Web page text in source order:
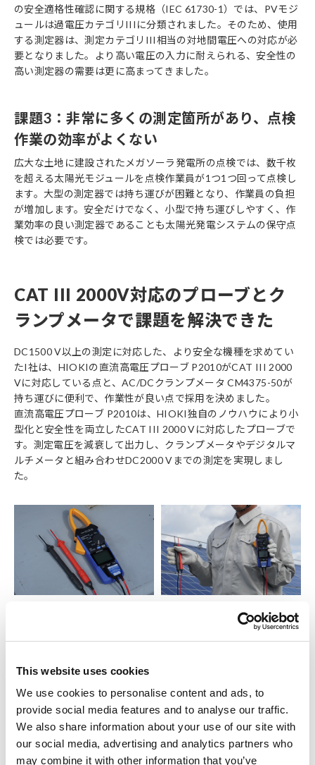
This website uses cookies
We use cookies to personalise content and ads, to
provide social media features and to analyse our traffic.
We also share information about your use of our site with
our social media, advertising and analytics partners who
may combine it with other information that you’ve
の安全適格性確認に関する規格（IEC 61730-1）では、PVモジ
ュールは過電圧カテゴリIIIに分類されました。そのため、使用
する測定器は、測定カテゴリIII相当の対地間電圧への対応が必
要となりました。より高い電圧の入力に耐えられる、安全性の
高い測定器の需要は更に高まってきました。
課題3：非常に多くの測定箇所があり、点検
作業の効率がよくない
広大な土地に建設されたメガソーラ発電所の点検では、数千枚
を超える太陽光モジュールを点検作業員が1つ1つ回って点検し
ます。大型の測定器では持ち運びが困難となり、作業員の負担
が増加します。安全だけでなく、小型で持ち運びしやすく、作
業効率の良い測定器であることも太陽光発電システムの保守点
検では必要です。
CAT III 2000V対応のプローブとク
ランプメータで課題を解決できた
DC1500 V以上の測定に対応した、より安全な機種を求めてい
たI社は、HIOKIの直流高電圧プローブ P2010がCAT III 2000
Vに対応している点と、AC/DCクランプメータ CM4375-50が
持ち運びに便利で、作業性が良い点で採用を決めました。
直流高電圧プローブ P2010は、HIOKI独自のノウハウにより小
型化と安全性を両立したCAT III 2000 Vに対応したプローブで
す。測定電圧を減衰して出力し、クランプメータやデジタルマ
ルチメータと組み合わせDC2000 Vまでの測定を実現しまし
た。
感電をしないために絶縁性を高めることで測定器が大きくなる
で、作業者の感電や設備の焼損を防ぎます。また、P2010のプ
の接触も容易になり、作業効率が向上しました。
AC/DCクランプメータCM4375-50は、電線が入り組んだ狭い
ケーブル間でも安全に挟んで測定が出来る「スリムジョー」を
備えたクランプメータです。交流/直流を自動で判別し、電流は
1000 Ａまで、交流電圧は1000 Vまで、直流電圧はP2010と組